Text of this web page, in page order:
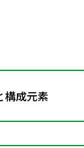
成元素